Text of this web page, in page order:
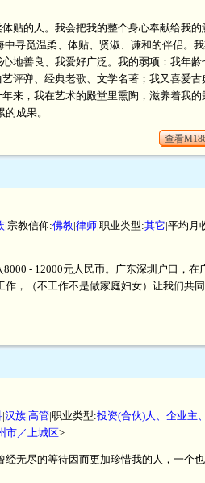
贴的人。我会把我的整个身心奉献给我
寻觅温柔、体贴、贤淑、谦和的伴侣。
地善良、我爱好广泛。我的弱项：我年
评弹、经典老歌、文学名著；我又喜爱古
来，我在艺术的殿堂里熏陶，滋养着我
成果。
查看
|宗教信仰:佛教|律师|职业类型:其它|平均月
- 12000元人民币。广东深圳户口，
，（不工作不是做家庭妇女）让我们共
|汉族|高管|职业类型:投资(合伙)人、企业主
市／上城区>
无尽的等待因而更加珍惜我的人，一个